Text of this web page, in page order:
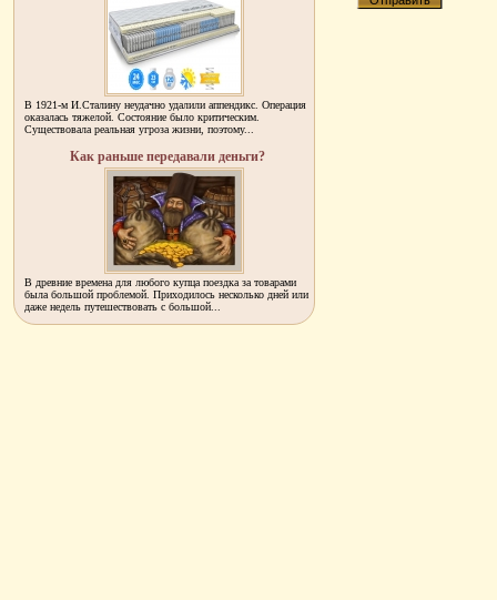
В 1921-м И.Сталину неудачно удалили аппендикс. Операция
оказалась тяжелой. Состояние было критическим.
Существовала реальная угроза жизни, поэтому...
Как раньше передавали деньги?
В древние времена для любого купца поездка за товарами
была большой проблемой. Приходилось несколько дней или
даже недель путешествовать с большой...